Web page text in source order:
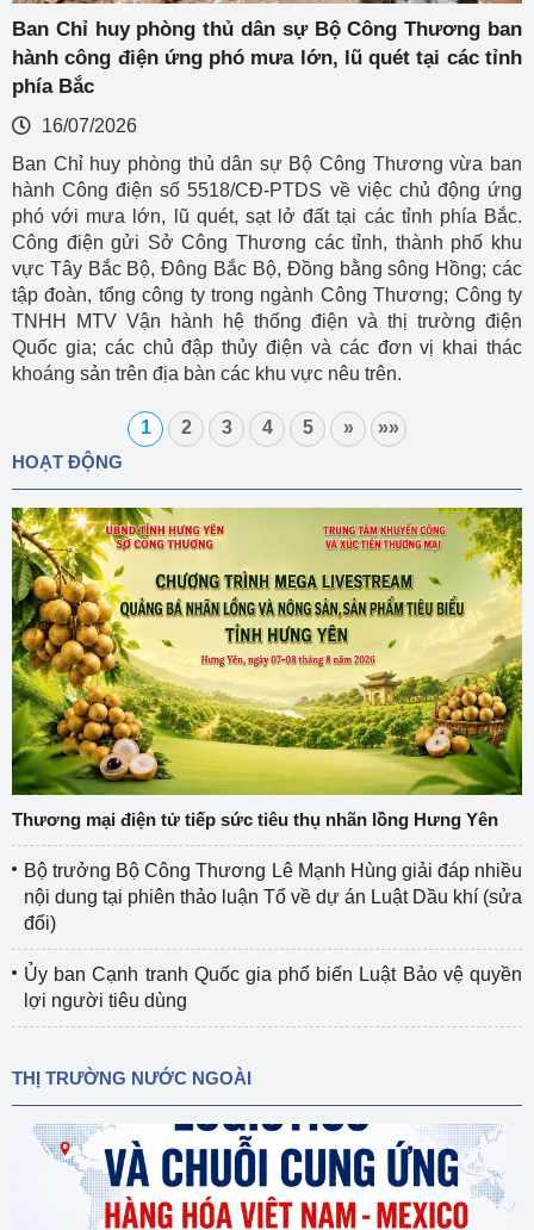
Ban Chỉ huy phòng thủ dân sự Bộ Công Thương ban
hành công điện ứng phó mưa lớn, lũ quét tại các tỉnh
phía Bắc
16/07/2026
Ban Chỉ huy phòng thủ dân sự Bộ Công Thương vừa ban
hành Công điện số 5518/CĐ-PTDS về việc chủ động ứng
phó với mưa lớn, lũ quét, sạt lở đất tại các tỉnh phía Bắc.
Công điện gửi Sở Công Thương các tỉnh, thành phố khu
vực Tây Bắc Bộ, Đông Bắc Bộ, Đồng bằng sông Hồng; các
tập đoàn, tổng công ty trong ngành Công Thương; Công ty
TNHH MTV Vận hành hệ thống điện và thị trường điện
Quốc gia; các chủ đập thủy điện và các đơn vị khai thác
khoáng sản trên địa bàn các khu vực nêu trên.
1 2 3 4 5 »
»»
HOẠT ĐỘNG
Thương mại điện tử tiếp sức tiêu thụ nhãn lồng Hưng Yên
Bộ trưởng Bộ Công Thương Lê Mạnh Hùng giải đáp nhiều
nội dung tại phiên thảo luận Tổ về dự án Luật Dầu khí (sửa
đổi)
Ủy ban Cạnh tranh Quốc gia phổ biến Luật Bảo vệ quyền
lợi người tiêu dùng
THỊ TRƯỜNG NƯỚC NGOÀI